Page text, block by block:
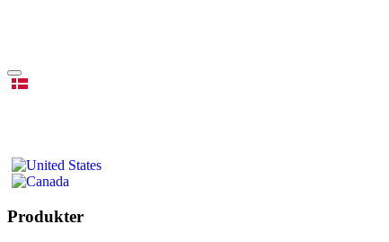
Produkter